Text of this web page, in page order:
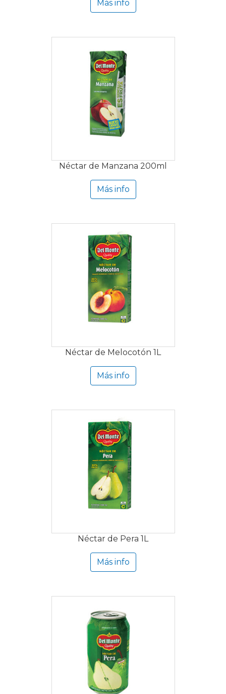
Más info
Néctar de Manzana 200ml
Más info
Néctar de Melocotón 1L
Más info
Néctar de Pera 1L
Más info